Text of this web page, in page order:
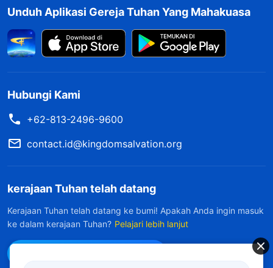
Unduh Aplikasi Gereja Tuhan Yang Mahakuasa
Hubungi Kami
+62-813-2496-9600
contact.id@kingdomsalvation.org
kerajaan Tuhan telah datang
Kerajaan Tuhan telah datang ke bumi! Apakah Anda ingin masuk
ke dalam kerajaan Tuhan? Pelajari lebih lanjut